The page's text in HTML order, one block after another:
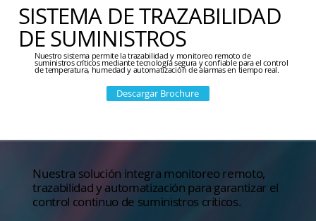
SISTEMA DE TRAZABILIDAD
DE SUMINISTROS
Nuestro sistema permite la trazabilidad y monitoreo remoto de
suministros críticos mediante tecnología segura y confiable para el control
de temperatura, humedad y automatización de alarmas en tiempo real.
Descargar Brochure
Nuestra solución integra monitoreo remoto,
trazabilidad y automatización para garantizar el
control continuo de suministros críticos.